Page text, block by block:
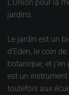
L’Union pour la
jardins.
Le jardin est un
d’Eden, le coin
botanique, et
est un instrument
toutefois aux